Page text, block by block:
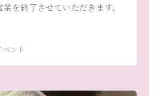
を終了させていただきます。
ベント